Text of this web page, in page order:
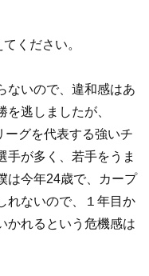
ください。
ないので、違和感はあ
逃しましたが、
ーグを代表する強いチ
手が多く、若手をうま
は今年24歳で、カープ
れないので、１年目か
かれるという危機感は